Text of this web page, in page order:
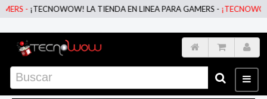
¡TECNOWOW! LA TIENDA EN LINEA PARA GAMERS -¡TECNOWOW! LA